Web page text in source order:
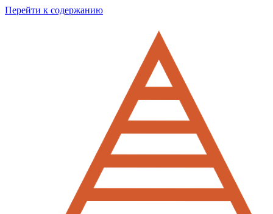
Перейти к содержанию